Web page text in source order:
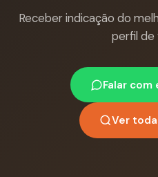
Receber indicação do
perfil de
Falar
Ver